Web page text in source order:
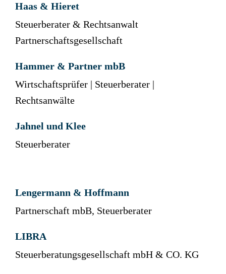
Haas & Hieret
Steuerberater & Rechtsanwalt
Partnerschaftsgesellschaft
Hammer & Partner mbB
Wirtschaftsprüfer | Steuerberater |
Rechtsanwälte
Jahnel und Klee
Steuerberater
Lengermann & Hoffmann
Partnerschaft mbB, Steuerberater
LIBRA
Steuerberatungsgesellschaft mbH & CO. KG